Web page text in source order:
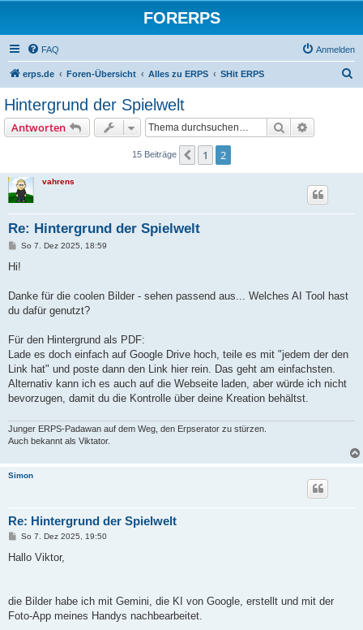
FORERPS
FAQ Anmelden
erps.de Foren-Übersicht Alles zu ERPS SHit ERPS
Hintergrund der Spielwelt
Antworten Suche
15 Beiträge Vorherige
1 2
vahrens
Re: Hintergrund der Spielwelt
B
i
a
So 7. Dez 2025, 18:59
Hi!
Danke für die coolen Bilder - sehen passend aus... Welches AI Tool hast
du dafür genutzt?
Für den Hintergrund als PDF:
Lade es doch einfach auf Google Drive hoch, teile es mit "jedem der den
Link hat" und poste dann den Link hier rein. Das geht am einfachsten.
Alternativ kann ich es auch auf die Webseite laden, aber würde ich nicht
bevorzugen, damit du die Kontrolle über deine Kreation behältst.
Junger ERPS-Padawan auf dem Weg, den Erpserator zu stürzen.
Auch bekannt als Viktator.
Simon
Re: Hintergrund der Spielwelt
B
i
So 7. Dez 2025, 19:50
Hallo Viktor,
die Bilder habe ich mit Gemini, die KI von Google, erstellt und mit der
Foto-App meines Handys nachbearbeitet.